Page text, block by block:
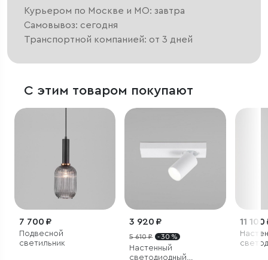
Курьером по Москве и МО: завтра
Самовывоз: сегодня
Транспортной компанией: от 3 дней
С этим товаром покупают
7 700 ₽
Подвесной
светильник
3 920 ₽
5 610 ₽ - 30 %
Настенный
светодиодный
11 100